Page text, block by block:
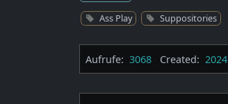
Ass Play Suppositories
Aufrufe: 3068 Created: